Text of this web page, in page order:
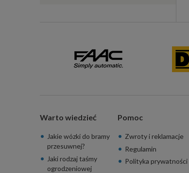
Warto wiedzieć
Jakie wózki do bramy
przesuwnej?
Jaki rodzaj taśmy
ogrodzeniowej
Pomoc
Zwroty i reklamacje
Regulamin
Polityka prywatności